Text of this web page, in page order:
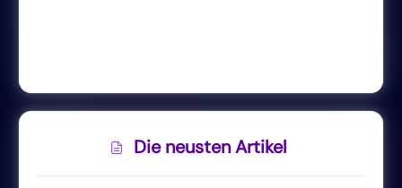
Die neusten Artikel